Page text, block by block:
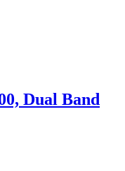
Dual Band